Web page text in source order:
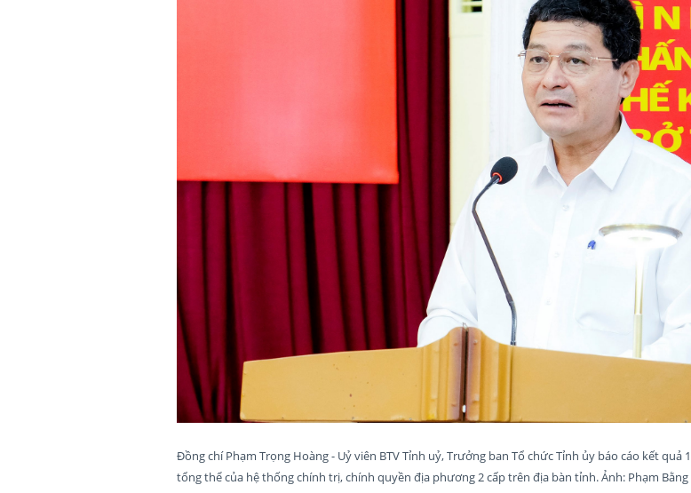
Đồng chí Phạm Trọng Hoàng - Uỷ viên BTV Tỉnh uỷ, Trưởng ban Tổ chức Tỉnh ủy báo cáo kết
tổng thể của hệ thống chính trị, chính quyền địa phương 2 cấp trên địa bàn tỉnh. Ảnh: Phạm Bằng